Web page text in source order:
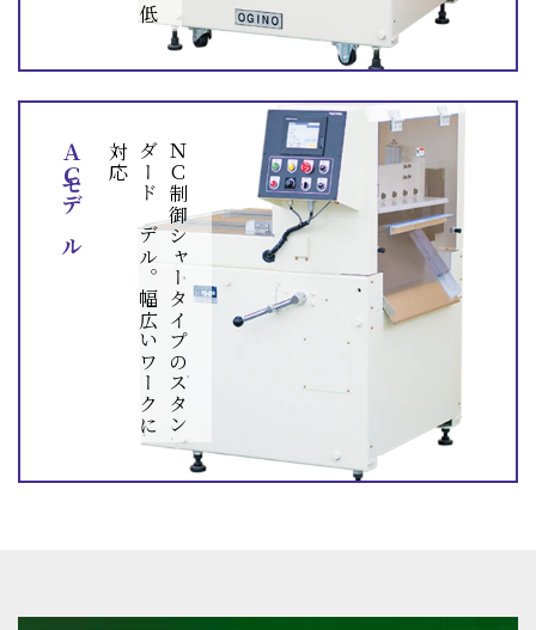
Ｎ
Ｃ
制
御
シ
ャ
ー
タ
イ
プ
の
ス
タ
ン
ダ
ー
ド
モ
デ
ル
。
幅
広
い
ワ
ー
ク
に
対
応
ＡＣモデル